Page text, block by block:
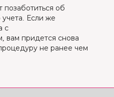
позаботиться об
Если же
с
вам придется снова
не ранее чем